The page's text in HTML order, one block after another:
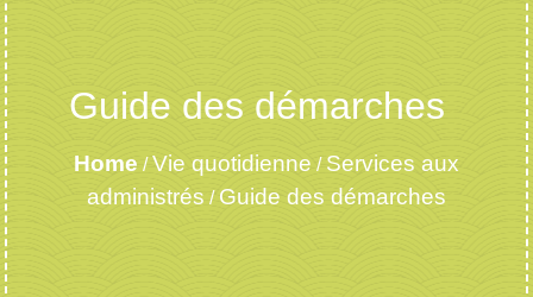
Guide des démarches
Home /Vie quotidienne / Services aux
administrés / Guide des démarches